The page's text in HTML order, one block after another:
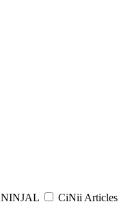
NINJAL CiNii Articles